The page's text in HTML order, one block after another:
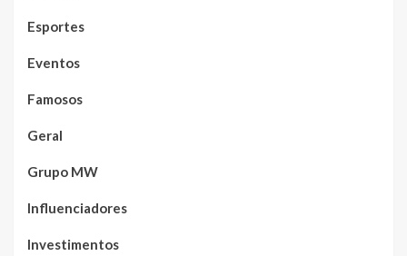
Esportes
Eventos
Famosos
Geral
Grupo MW
Influenciadores
Investimentos